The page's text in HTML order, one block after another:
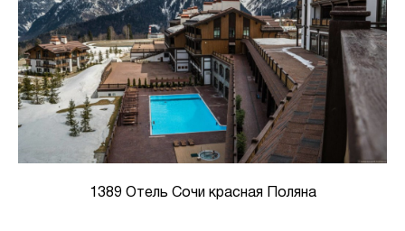
1389 Отель Сочи красная Поляна